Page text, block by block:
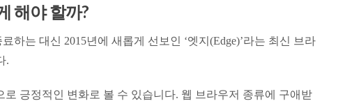
해야 할까?
하는 대신 2015년에 새롭게 선보인 ‘엣지(Edge)’라는 최신 브라
.
긍정적인 변화로 볼 수 있습니다. 웹 브라우저 종류에 구애받